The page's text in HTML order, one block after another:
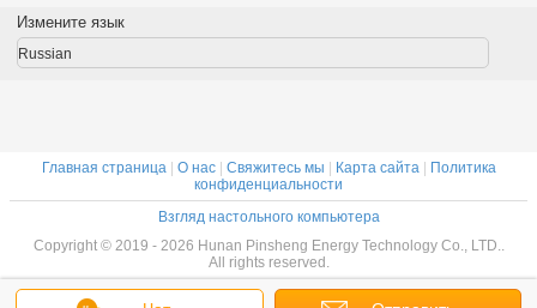
48 В
жизнью цикла
Складируемая
LiFePO4 батарея
напряжение
батарея для
Измените язык
Russian
Главная страница| О нас| Свяжитесь мы | Карта сайта| Политика
конфиденциальности
Взгляд настольного компьютера
Copyright © 2019 - 2026 Hunan Pinsheng Energy Technology Co., LTD..
All rights reserved.